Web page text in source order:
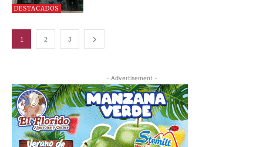
DESTACADOS
1 2 3
- Advertisement -